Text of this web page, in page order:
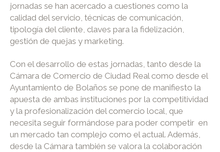
jornadas se han acercado a cuestiones como la
calidad del servicio, técnicas de comunicación,
tipología del cliente, claves para la fidelización,
gestión de quejas y marketing.
Con el desarrollo de estas jornadas, tanto desde la
Cámara de Comercio de Ciudad Real como desde el
Ayuntamiento de Bolaños se pone de manifiesto la
apuesta de ambas instituciones por la competitividad
y la profesionalización del comercio local, que
necesita seguir formándose para poder competir en
un mercado tan complejo como el actual. Además,
desde la Cámara también se valora la colaboración